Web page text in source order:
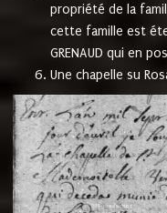
propriété de la
cette famille est
GRENAUD qui en
Une chapelle su